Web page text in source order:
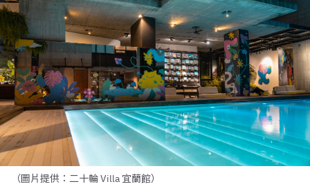
（圖片提供：二十輪 Villa 宜蘭館）